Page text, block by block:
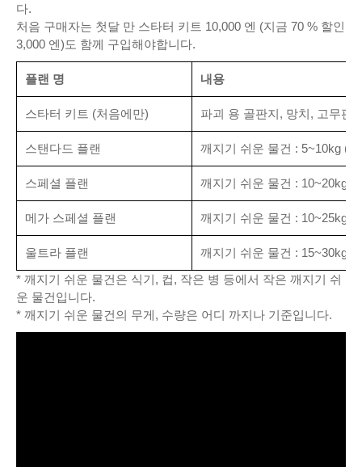
다.
처음 구매자는 첫달 만 스타터 키트 10,000 엔 (지금 70 % 할인
3,000 엔)도 함께 구입해야합니다.
플랜 명 내용
스타터 키트 (처음에만) 파괴 용 골판지, 망치, 고무판
스탠다드 플랜 깨지기 쉬운 물건 : 5~10kg
스페셜 플랜 깨지기 쉬운 물건 : 10~20kg
메가 스페셜 플랜 깨지기 쉬운 물건 : 10~25kg
울트라 플랜
깨지기 쉬운 물건 : 15~30kg
* 깨지기 쉬운 물건은 식기, 컵, 작은 병 등에서 작은 깨지기 쉬
운 물건입니다.
* 깨지기 쉬운 물건의 무게, 수량은 어디 까지나 기준입니다.